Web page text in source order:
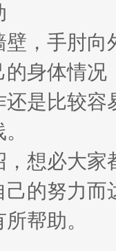
，手肘
身体情
是比较
想必大
的努力
帮助。